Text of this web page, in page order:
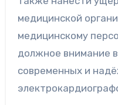
медицинской
медицинскому
должное внимание
современных и